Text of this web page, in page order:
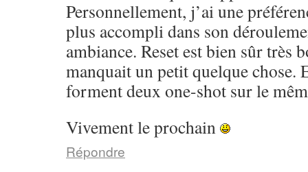
Personnellement, j’ai une
plus accompli dans son
ambiance. Reset est bien sûr très
manquait un petit quelque chose.
forment deux one-shot sur le
Vivement le prochain
Répondre